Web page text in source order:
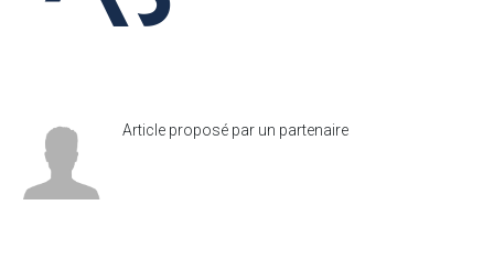
Article proposé par un partenaire